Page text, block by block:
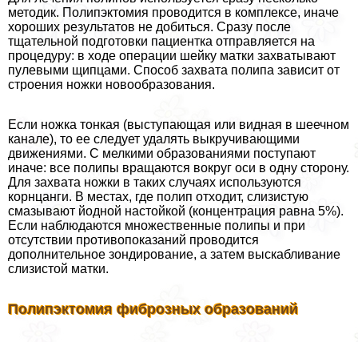
методик. Полипэктомия проводится в комплексе, иначе
хороших результатов не добиться. Сразу после
тщательной подготовки пациентка отправляется на
процедуру: в ходе операции шейку матки захватывают
пулевыми щипцами. Способ захвата полипа зависит от
строения ножки новообразования.
Если ножка тонкая (выступающая или видная в шеечном
канале), то ее следует удалять выкручивающими
движениями. С мелкими образованиями поступают
иначе: все полипы вращаются вокруг оси в одну сторону.
Для захвата ножки в таких случаях используются
корнцанги. В местах, где полип отходит, слизистую
смазывают йодной настойкой (концентрация равна 5%).
Если наблюдаются множественные полипы и при
отсутствии противопоказаний проводится
дополнительное зондирование, а затем выскабливание
слизистой матки.
Полипэктомия фиброзных образований